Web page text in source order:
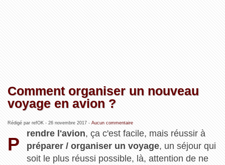
Comment organiser un nouveau
voyage en avion ?
Rédigé par refOK - 26 novembre 2017- Aucun commentaire
P
rendre l'avion, ça c'est facile, mais réussir à
préparer / organiser un voyage, un séjour qui
soit le plus réussi possible, là, attention de ne